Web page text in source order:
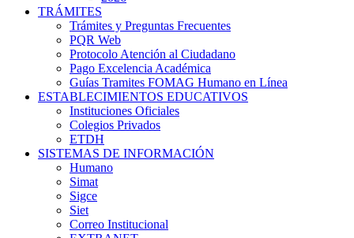
TRÁMITES
Trámites y Preguntas Frecuentes
PQR Web
Protocolo Atención al Ciudadano
Pago Excelencia Académica
Guías Tramites FOMAG Humano en Línea
ESTABLECIMIENTOS EDUCATIVOS
Instituciones Oficiales
Colegios Privados
ETDH
SISTEMAS DE INFORMACIÓN
Humano
Simat
Sigce
Siet
Correo Institucional